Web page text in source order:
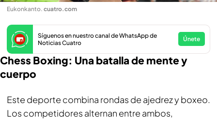
Eukonkanto. cuatro.com
Síguenos en nuestro canal de WhatsApp de
Noticias Cuatro
Únete
Chess Boxing: Una batalla de mente y
cuerpo
Este deporte combina rondas de ajedrez y boxeo.
Los competidores alternan entre ambos,